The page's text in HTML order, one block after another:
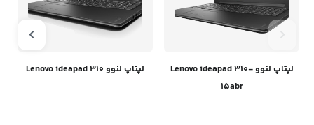
لپتاپ لنوو Lenovo ideapad 310-
15abr
لپتاپ لنوو Lenovo ideapad 310